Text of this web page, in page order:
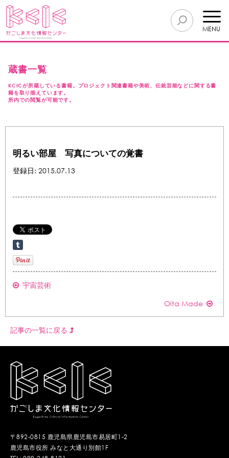
MENU
蔵書一覧
KCICが所蔵している書籍。プロジェクト関連書籍や美術、伝統芸能などに関する書
籍を取り揃えています。
所内での閲覧が可能です。
明るい部屋 写真についての覚書
登録日: 2015.07.13
宇宙芸術
Oita Made
記事の一覧に戻る
〒892-0815 鹿児島県鹿児島市易居町1-2
鹿児島市役所 みなと大通り別館1F